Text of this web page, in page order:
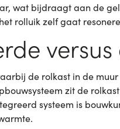
wat bijdraagt aan de
rolluik zelf gaat
de rolkast in de
zit de
systeem is